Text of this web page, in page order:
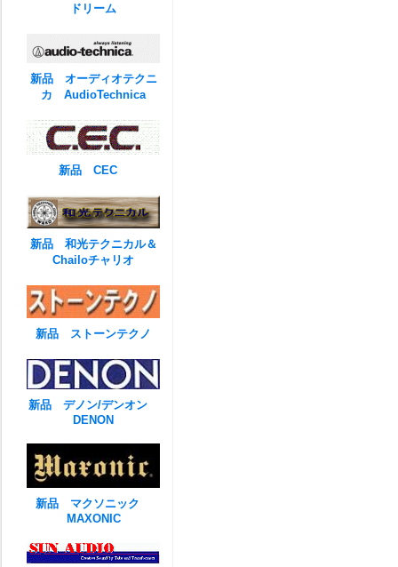
ドリーム
新品 オーディオテクニ
カ AudioTechnica
新品 CEC
新品 和光テクニカル＆
Chailoチャリオ
新品 ストーンテクノ
新品 デノン/デンオン
DENON
新品 マクソニック
MAXONIC